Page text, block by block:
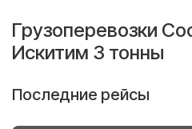
Грузоперевозки
Искитим 3 тонны
Последние рейсы